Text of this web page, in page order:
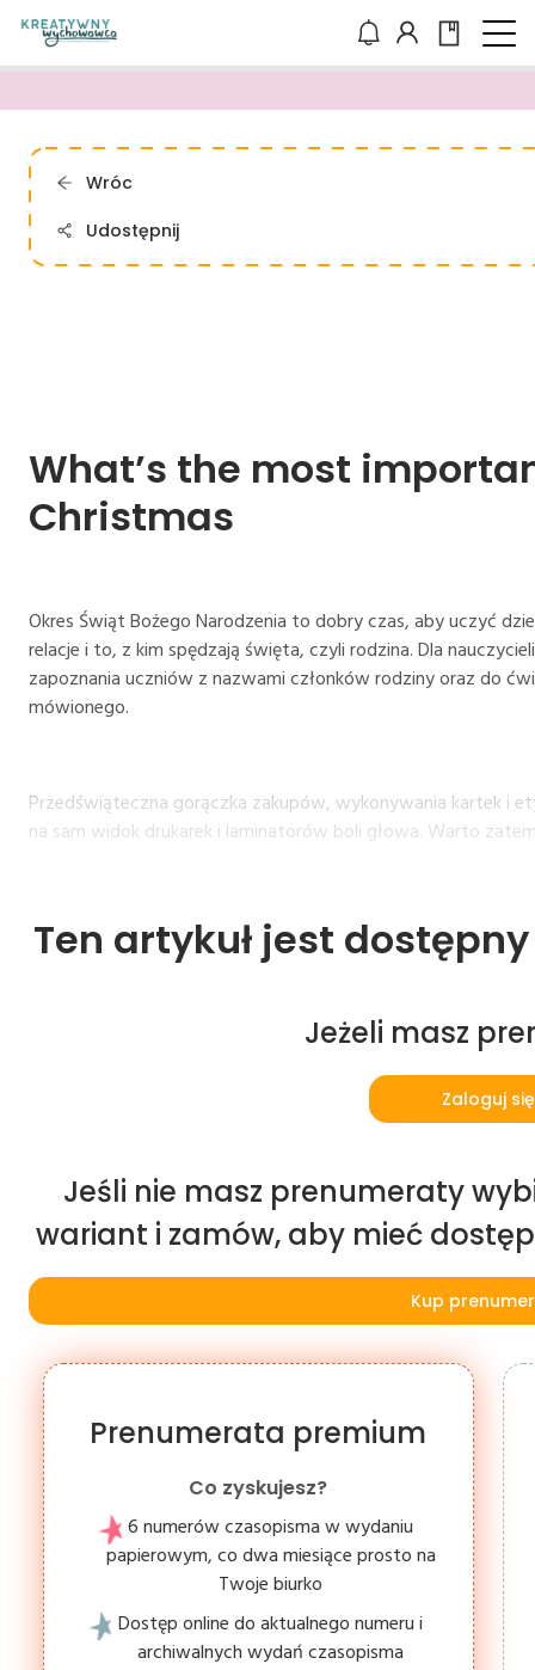
Wróc
Udostępnij
What’s the most
Christmas
Okres Świąt Bożego Narodzenia to dobry czas, aby uczyć
relacje i to, z kim spędzają święta, czyli rodzina. Dla
zapoznania uczniów z nazwami członków rodziny oraz do
mówionego.
Przedświąteczna gorączka zakupów, wykonywania kartek i
na sam widok drukarek i laminatorów boli głowa. Warto
Ten artykuł jest
Jeżeli masz
Zaloguj się
Jeśli nie masz prenumeraty
wariant i zamów, aby mieć
Kup
Prenumerata premium
Co zyskujesz?
6 numerów czasopisma w wydaniu
papierowym, co dwa miesiące prosto na
Twoje biurko
Dostęp online do aktualnego numeru i
archiwalnych wydań czasopisma